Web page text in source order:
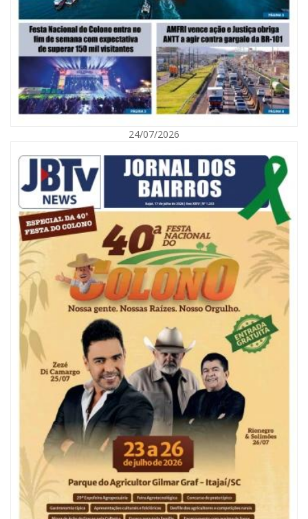
06/08/2026 | 10:02
Audiência pública debate Programa Municipal de Habitação de Interesse
Social em Itajaí
06/08/2026 | 10:04
Ação oferece testes rápidos para HIV, sífilis e hepatites nesta quinta (6) e
sexta-feira (7)
GERAL
24/07/2026